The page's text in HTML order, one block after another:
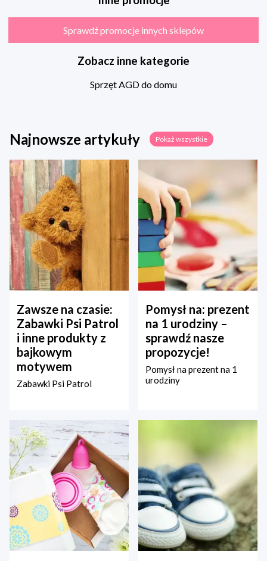
Sprawdź promocje innych sklepów
Zobacz inne kategorie
Sprzęt AGD do domu
Najnowsze artykuły Pokaż wszystkie
Zawsze na czasie:
Zabawki Psi Patrol
i inne produkty z
bajkowym
motywem
Zabawki Psi Patrol
Pomysł na: prezent
na 1 urodziny –
sprawdź nasze
propozycje!
Pomysł na prezent na 1
urodziny